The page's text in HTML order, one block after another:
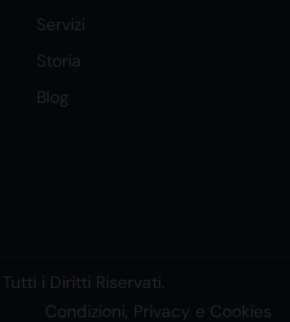
Servizi
Storia
Blog
i Diritti Riservati.
Condizioni, Privacy e Cookies